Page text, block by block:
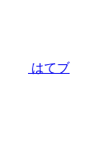
はてブ